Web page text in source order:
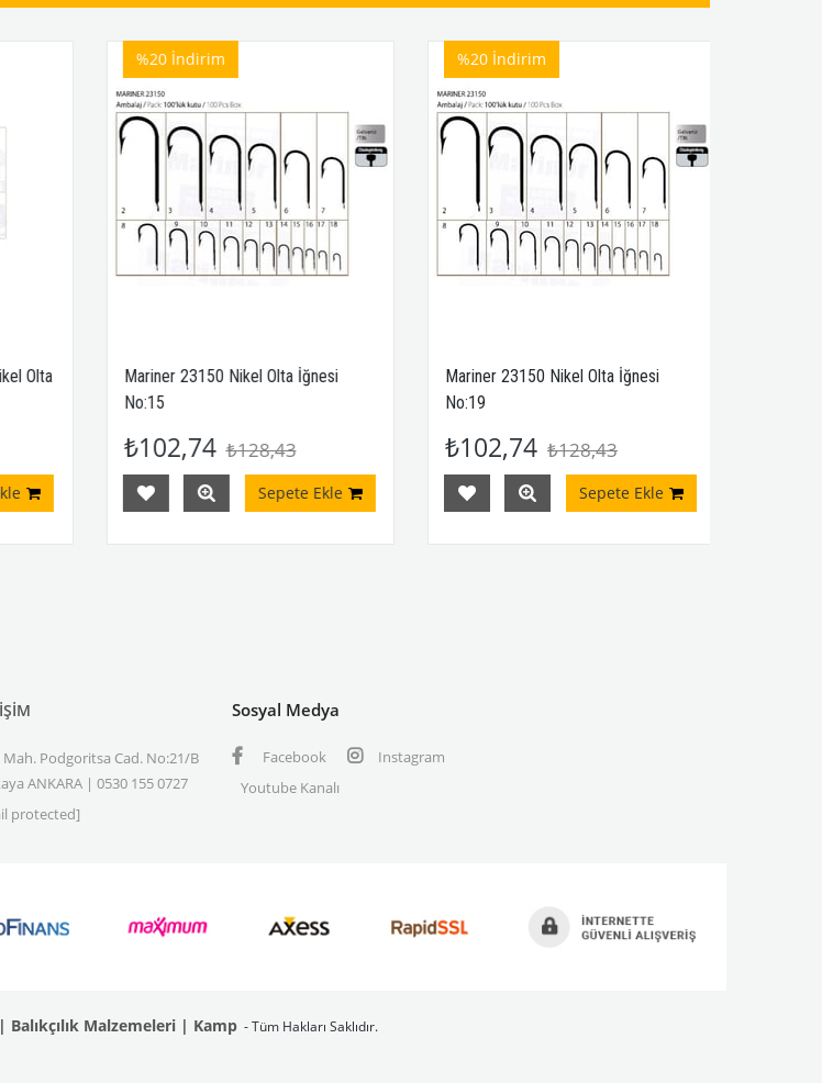
Olta
Mariner 23150 Nikel Olta İğnesi
No:15
₺102,74 ₺128,43
Sepete Ekle
%20 İndirim
Mariner 23150 Nikel Olta İğnesi
No:19
₺102,74 ₺128,43
Sepete Ekle
%20 İndirim
Mah. Podgoritsa Cad. No:21/B
ANKARA | 0530 155 0727
protected]
Sosyal Medya
Facebook
Instagram
Youtube Kanalı
Malzemeleri | Kamp - Tüm Hakları Saklıdır.